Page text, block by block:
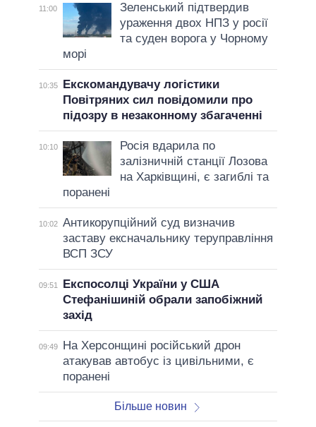
11:00
Зеленський підтвердив
ураження двох НПЗ у росії
та суден ворога у Чорному
морі
10:35
Екскомандувачу логістики
Повітряних сил повідомили про
підозру в незаконному збагаченні
10:10
Росія вдарила по
залізничній станції Лозова
на Харківщині, є загиблі та
поранені
10:02 Антикорупційний суд визначив
заставу ексначальнику теруправління
ВСП ЗСУ
09:51
Експосолці України у США
Стефанішиній обрали запобіжний
захід
09:49
На Херсонщині російський дрон
атакував автобус із цивільними, є
поранені
Більше новин